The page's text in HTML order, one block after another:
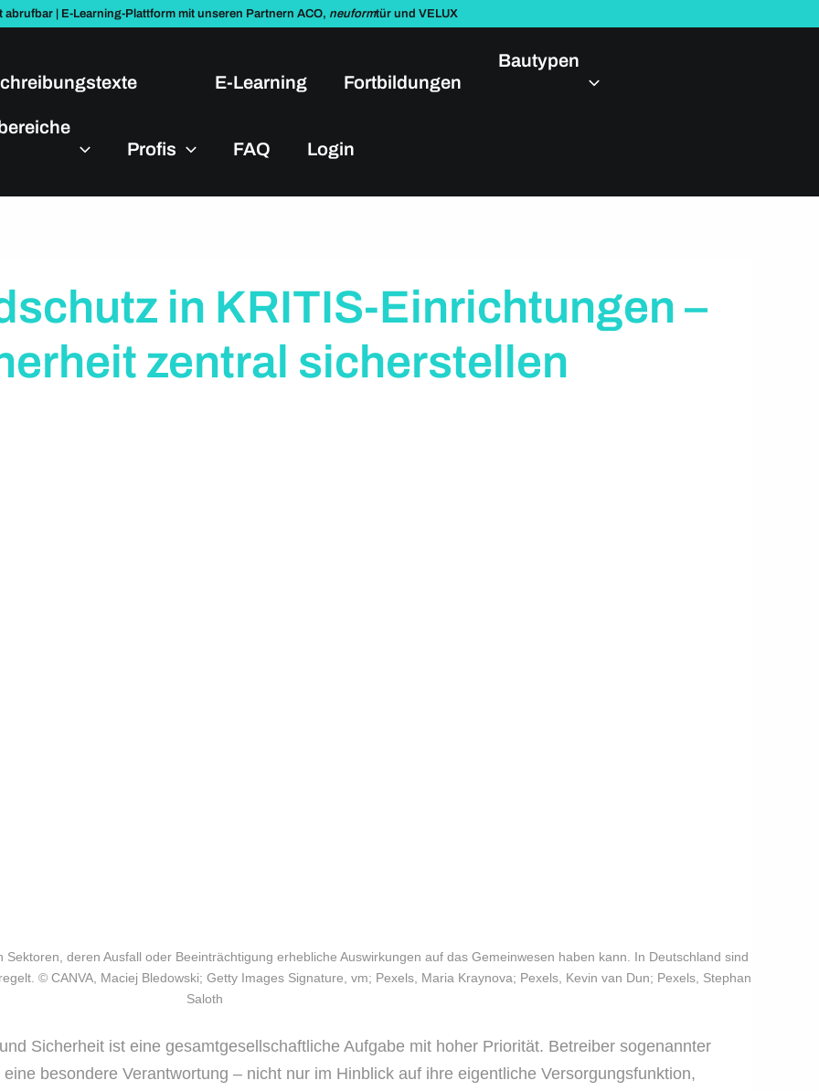
abrufbar | E-Learning-Plattform mit unseren Partnern ACO, neuformtür und VELUX
E-Learning Fortbildungen
Bautypen
Profis
FAQ Login
in KRITIS-Einrichtungen –
zentral sicherstellen
deren Ausfall oder Beeinträchtigung erhebliche Auswirkungen auf das Gemeinwesen haben kann. In Deutschland sind
© CANVA, Maciej Bledowski; Getty Images Signature, vm; Pexels, Maria Kraynova; Pexels, Kevin van Dun; Pexels, Stephan
Saloth
Sicherheit ist eine gesamtgesellschaftliche Aufgabe mit hoher Priorität. Betreiber sogenannter
besondere Verantwortung – nicht nur im Hinblick auf ihre eigentliche Versorgungsfunktion,